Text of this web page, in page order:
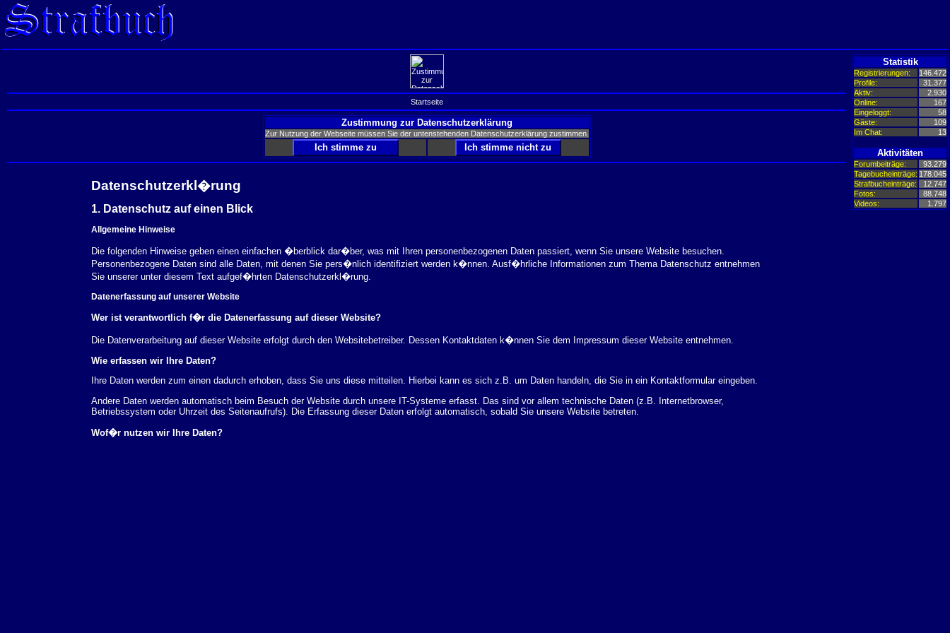
Startseite
Zustimmung zur Datenschutzerklärung
Zur Nutzung der Webseite müssen Sie der untenstehenden Datenschutzerklärung zustimmen.
Datenschutzerkl�rung
1. Datenschutz auf einen Blick
Allgemeine Hinweise
Die folgenden Hinweise geben einen einfachen �berblick dar�ber, was mit Ihren personenbezogenen Daten passiert, wenn Sie unsere Website besuchen.
Personenbezogene Daten sind alle Daten, mit denen Sie pers�nlich identifiziert werden k�nnen. Ausf�hrliche Informationen zum Thema Datenschutz entnehmen
Sie unserer unter diesem Text aufgef�hrten Datenschutzerkl�rung.
Datenerfassung auf unserer Website
Wer ist verantwortlich f�r die Datenerfassung auf dieser Website?
Die Datenverarbeitung auf dieser Website erfolgt durch den Websitebetreiber. Dessen Kontaktdaten k�nnen Sie dem Impressum dieser Website entnehmen.
Wie erfassen wir Ihre Daten?
Ihre Daten werden zum einen dadurch erhoben, dass Sie uns diese mitteilen. Hierbei kann es sich z.B. um Daten handeln, die Sie in ein Kontaktformular eingeben.
Andere Daten werden automatisch beim Besuch der Website durch unsere IT-Systeme erfasst. Das sind vor allem technische Daten (z.B. Internetbrowser,
Betriebssystem oder Uhrzeit des Seitenaufrufs). Die Erfassung dieser Daten erfolgt automatisch, sobald Sie unsere Website betreten.
Wof�r nutzen wir Ihre Daten?
Statistik
Registrierungen:
146.472
Profile:
31.377
Aktiv:
2.930
Online:
167
Eingeloggt:
58
Gäste:
109
Im Chat:
13
Aktivitäten
Forumbeiträge:
93.279
Tagebucheinträge: 178.045
Strafbucheinträge:
12.747
Fotos:
88.748
Videos:
1.797